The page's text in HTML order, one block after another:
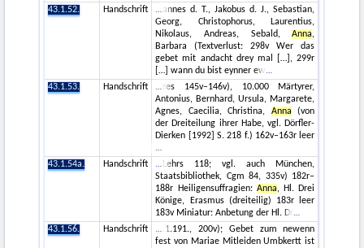
43.1.52.
Handschrift
annes d. T., Jakobus d. J., Sebastian,
Georg, Christophorus, Laurentius,
Nikolaus, Andreas, Sebald,Anna,
Barbara (Textverlust: 298v Wer das
gebet mit andacht drey mal […], 299r
[…] wann du bist eynner ew
43.1.53.
Handschrift
res 145v–146v), 10.000 Märtyrer,
Antonius, Bernhard, Ursula, Margarete,
Agnes, Caecilia, Christina, Anna (von
der Dreiteilung ihrer Habe, vgl. Dörfler-
Dierken [1992] S. 218 f.) 162v–163r leer
43.1.54a. Handschrift
Lehrs 118; vgl. auch München,
Staatsbibliothek, Cgm 84, 335v) 182r–
188r Heiligensuffragien: Anna, Hl. Drei
Könige, Erasmus (dreiteilig) 183r leer
183v Miniatur: Anbetung der Hl. Dr
43.1.56.
Handschrift
.1.191., 200v); Gebet zum newenn
fest von Mariae Mitleiden Umbkertt ist